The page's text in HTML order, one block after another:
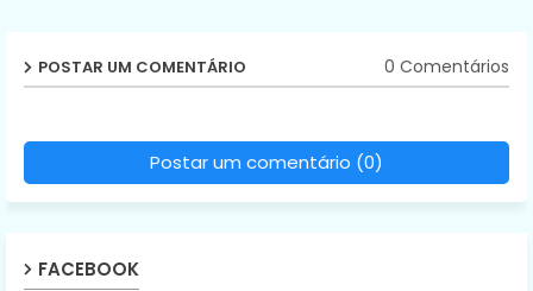
POSTAR UM COMENTÁRIO 0 Comentários
Postar um comentário (0)
FACEBOOK